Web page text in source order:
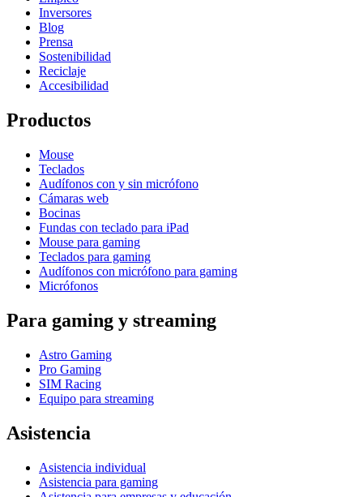
Inversores
Blog
Prensa
Sostenibilidad
Reciclaje
Accesibilidad
Productos
Mouse
Teclados
Audífonos con y sin micrófono
Cámaras web
Bocinas
Fundas con teclado para iPad
Mouse para gaming
Teclados para gaming
Audífonos con micrófono para gaming
Micrófonos
Para gaming y streaming
Astro Gaming
Pro Gaming
SIM Racing
Equipo para streaming
Asistencia
Asistencia individual
Asistencia para gaming